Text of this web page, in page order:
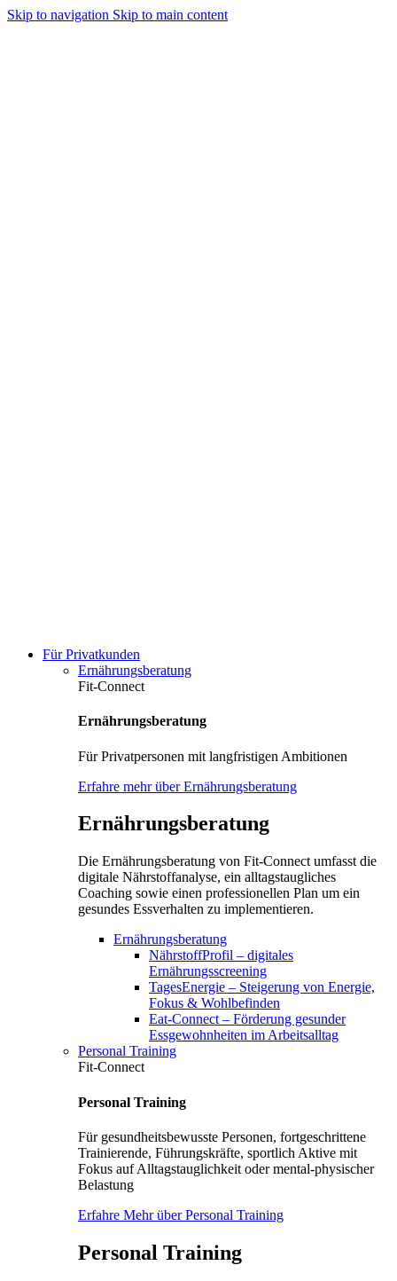
Skip to navigation Skip to main content
Für Privatkunden
Ernährungsberatung
Fit-Connect
Ernährungsberatung
Für Privatpersonen mit langfristigen Ambitionen
Erfahre mehr über Ernährungsberatung
Ernährungsberatung
Die Ernährungsberatung von Fit-Connect umfasst die
digitale Nährstoffanalyse, ein alltagstaugliches
Coaching sowie einen professionellen Plan um ein
gesundes Essverhalten zu implementieren.
Ernährungsberatung
NährstoffProfil – digitales
Ernährungsscreening
TagesEnergie – Steigerung von Energie,
Fokus & Wohlbefinden
Eat-Connect – Förderung gesunder
Essgewohnheiten im Arbeitsalltag
Personal Training
Fit-Connect
Personal Training
Für gesundheitsbewusste Personen, fortgeschrittene
Trainierende, Führungskräfte, sportlich Aktive mit
Fokus auf Alltagstauglichkeit oder mental-physischer
Belastung
Erfahre Mehr über Personal Training
Personal Training